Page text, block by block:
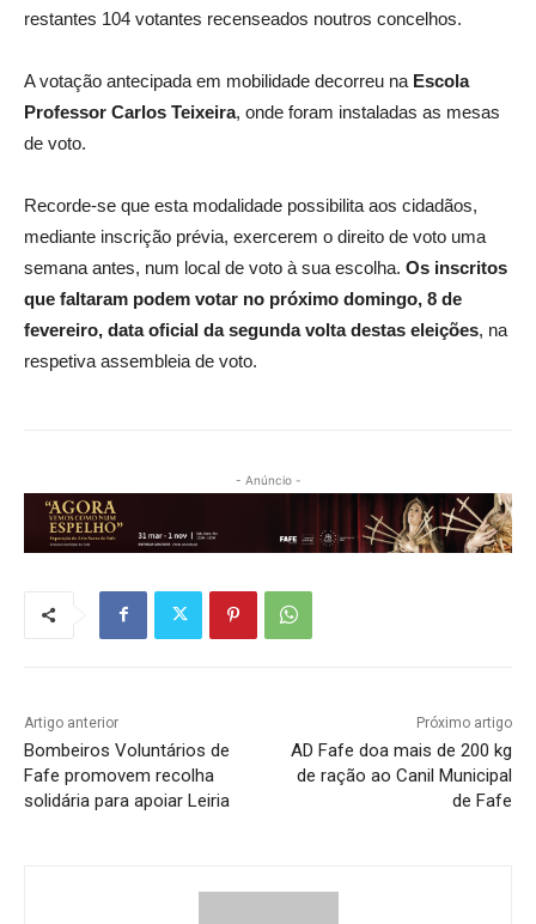
restantes 104 votantes recenseados noutros concelhos.
A votação antecipada em mobilidade decorreu na Escola
Professor Carlos Teixeira, onde foram instaladas as mesas
de voto.
Recorde-se que esta modalidade possibilita aos cidadãos,
mediante inscrição prévia, exercerem o direito de voto uma
semana antes, num local de voto à sua escolha. Os inscritos
que faltaram podem votar no próximo domingo, 8 de
fevereiro, data oficial da segunda volta destas eleições, na
respetiva assembleia de voto.
- Anúncio -
Artigo anterior
Bombeiros Voluntários de
Fafe promovem recolha
solidária para apoiar Leiria
Próximo artigo
AD Fafe doa mais de 200 kg
de ração ao Canil Municipal
de Fafe